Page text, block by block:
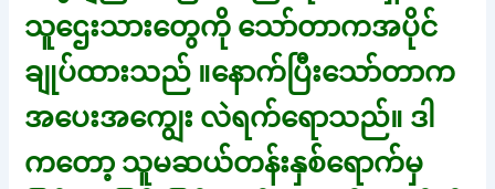
သူဌေးသားတွေကို သော်တာကအပိုင်
ချုပ်ထားသည် ။နောက်ပြီးသော်တာက
အပေးအကျွေး လဲရက်ရောသည်။ ဒါ
ကတော့ သူမဆယ်တန်းနှစ်ရောက်မှ